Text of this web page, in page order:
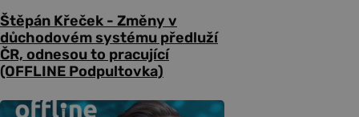
Štěpán Křeček - Změny v
důchodovém systému předluží
ČR, odnesou to pracující
(OFFLINE Podpultovka)